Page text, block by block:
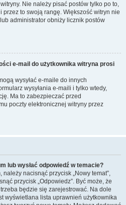
Nie należy pisać postów tylko po to,
to swoją rangę. Większość witryn nie
administrator obniży licznik postów
e-mail do użytkownika witryna prosi
wysyłać e-maile do innych
wysyłania e-maili i tylko wtedy,
Ma to zabezpieczać przed
poczty elektronicznej witryny przez
lub wysłać odpowiedź w temacie?
nacisnąć przycisk „Nowy temat”,
przycisk „Odpowiedz”. Być może, że
będzie się zarejestrować. Na dole
wyświetlana lista uprawnień użytkownika